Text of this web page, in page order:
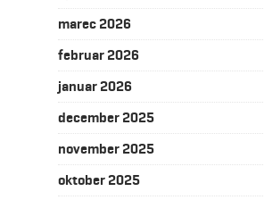
marec 2026
februar 2026
januar 2026
december 2025
november 2025
oktober 2025